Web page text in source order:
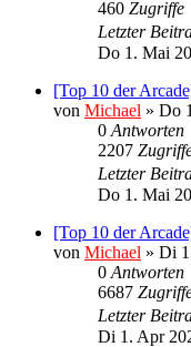
460 Zugriffe
Letzter
Do 1. Mai
[Top 10 der
von Michael » Do
0 Antworten
2207
Letzter
Do 1. Mai
[Top 10 der
von Michael » Di
0 Antworten
6687
Letzter
Di 1. Apr